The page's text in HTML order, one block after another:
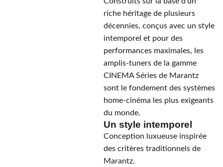
riche héritage de plusieurs
décennies, conçus avec un style
intemporel et pour des
performances maximales, les
amplis-tuners de la gamme
CINEMA Séries de Marantz
sont le fondement des systèmes
home-cinéma les plus exigeants
du monde.
Un style intemporel
Conception luxueuse inspirée
des critères traditionnels de
Marantz.